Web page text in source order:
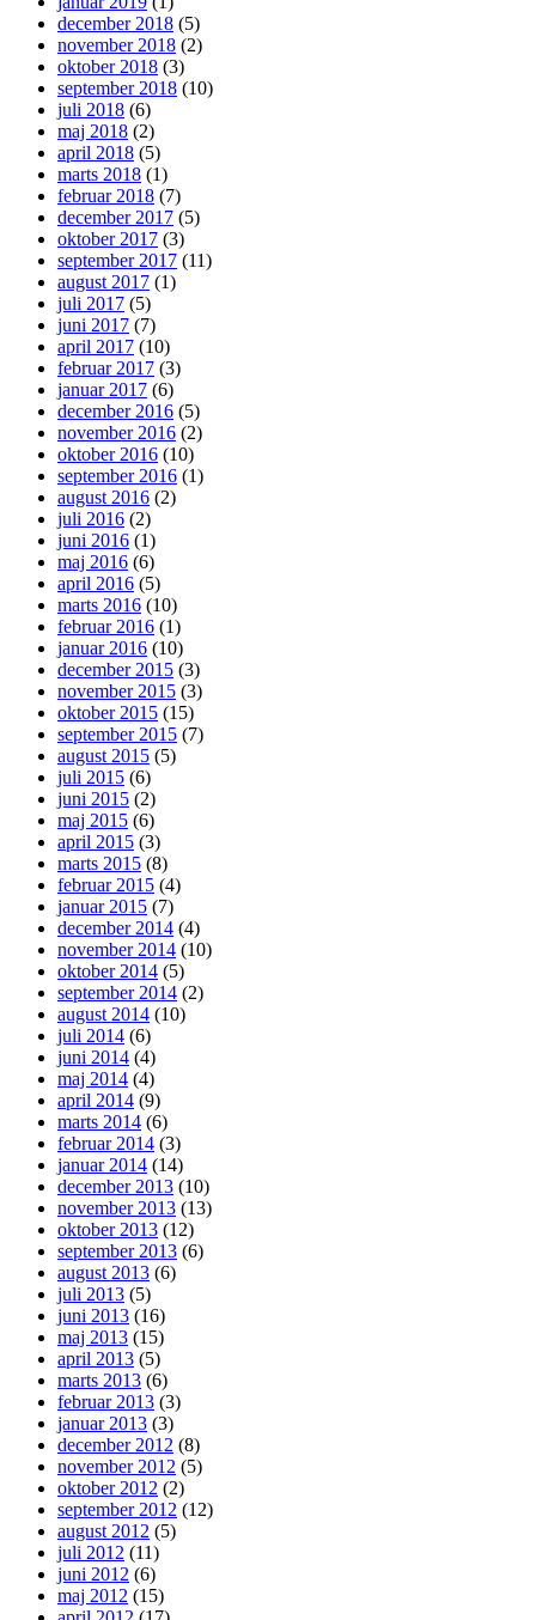
december 2018 (5)
november 2018 (2)
oktober 2018 (3)
september 2018 (10)
juli 2018 (6)
maj 2018 (2)
april 2018 (5)
marts 2018 (1)
februar 2018 (7)
december 2017 (5)
oktober 2017 (3)
september 2017 (11)
august 2017 (1)
juli 2017 (5)
juni 2017 (7)
april 2017 (10)
februar 2017 (3)
januar 2017 (6)
december 2016 (5)
november 2016 (2)
oktober 2016 (10)
september 2016 (1)
august 2016 (2)
juli 2016 (2)
juni 2016 (1)
maj 2016 (6)
april 2016 (5)
marts 2016 (10)
februar 2016 (1)
januar 2016 (10)
december 2015 (3)
november 2015 (3)
oktober 2015 (15)
september 2015 (7)
august 2015 (5)
juli 2015 (6)
juni 2015 (2)
maj 2015 (6)
april 2015 (3)
marts 2015 (8)
februar 2015 (4)
januar 2015 (7)
december 2014 (4)
november 2014 (10)
oktober 2014 (5)
september 2014 (2)
august 2014 (10)
juli 2014 (6)
juni 2014 (4)
maj 2014 (4)
april 2014 (9)
marts 2014 (6)
februar 2014 (3)
januar 2014 (14)
december 2013 (10)
november 2013 (13)
oktober 2013 (12)
september 2013 (6)
august 2013 (6)
juli 2013 (5)
juni 2013 (16)
maj 2013 (15)
april 2013 (5)
marts 2013 (6)
februar 2013 (3)
januar 2013 (3)
december 2012 (8)
november 2012 (5)
oktober 2012 (2)
september 2012 (12)
august 2012 (5)
juli 2012 (11)
juni 2012 (6)
maj 2012 (15)